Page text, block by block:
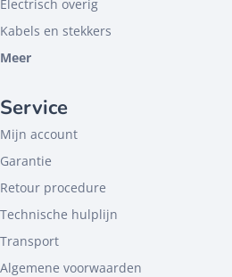
Electrisch overig
Kabels en stekkers
Meer
Service
Mijn account
Garantie
Retour procedure
Technische hulplijn
Transport
Algemene voorwaarden